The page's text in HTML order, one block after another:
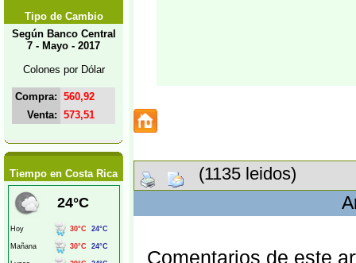
Tipo de Cambio
Según Banco Central
7 - Mayo - 2017
Colones por Dólar
Compra: 560,92
Venta: 573,51
Tiempo en Costa Rica
(1135 leidos)
Comentarios de este